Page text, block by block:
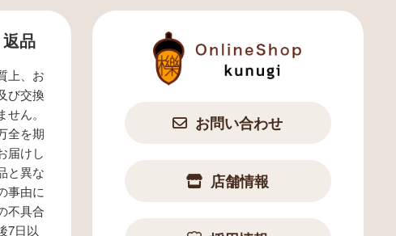
品
上、お
び交換
ん。
全を期
届けし
と異な
事由に
不具合
7日以
お問い合わせ
店舗情報